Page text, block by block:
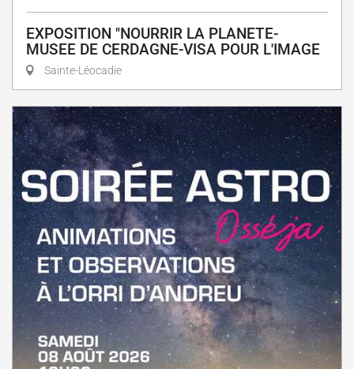
EXPOSITION "NOURRIR LA PLANETE-
MUSEE DE CERDAGNE-VISA POUR L'IMAGE
Sainte-Léocadie